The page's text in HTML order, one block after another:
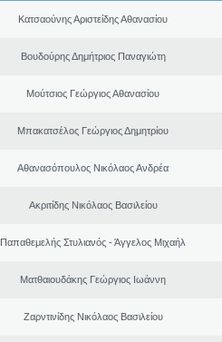
Κατσαούνης Αριστείδης Αθανασίου
Βουδούρης Δημήτριος Παναγιώτη
Μούτσιος Γεώργιος Αθανασίου
Μπακατσέλος Γεώργιος Δημητρίου
Αθανασόπουλος Νικόλαος Ανδρέα
Ακριτίδης Νικόλαος Βασιλείου
Παπαθεμελής Στυλιανός - Άγγελος Μιχαήλ
Ματθαιουδάκης Γεώργιος Ιωάννη
Ζαρντινίδης Νικόλαος Βασιλείου